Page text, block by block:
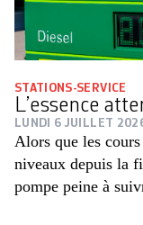
STATIONS-SERVICE
L’essence
LUNDI 6 JUILLET
Alors que les
niveaux depuis la
pompe peine à